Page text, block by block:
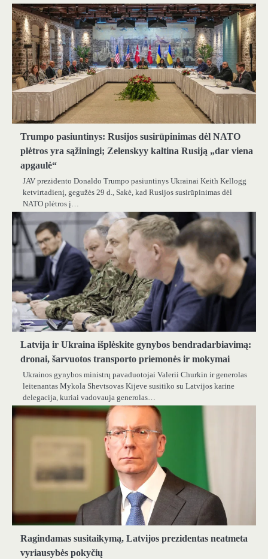
Trumpo pasiuntinys: Rusijos susirūpinimas dėl NATO
plėtros yra sąžiningi; Zelenskyy kaltina Rusiją „dar viena
apgaulė“
JAV prezidento Donaldo Trumpo pasiuntinys Ukrainai Keith Kellogg
ketvirtadienį, gegužės 29 d., Sakė, kad Rusijos susirūpinimas dėl
NATO plėtros į…
Latvija ir Ukraina išplėskite gynybos bendradarbiavimą:
dronai, šarvuotos transporto priemonės ir mokymai
Ukrainos gynybos ministrų pavaduotojai Valerii Churkin ir generolas
leitenantas Mykola Shevtsovas Kijeve susitiko su Latvijos karine
delegacija, kuriai vadovauja generolas…
Ragindamas susitaikymą, Latvijos prezidentas neatmeta
vyriausybės pokyčių